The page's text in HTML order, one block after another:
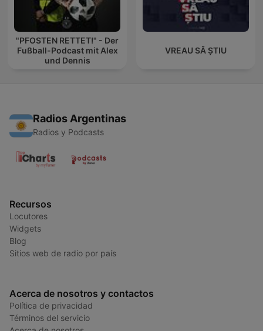
"PFOSTEN RETTET!" - Der
Fußball-Podcast mit Alex
und Dennis
VREAU SĂ ȘTIU
Radios Argentinas
Radios y Podcasts
Recursos
Locutores
Widgets
Blog
Sitios web de radio por país
Acerca de nosotros y contactos
Política de privacidad
Términos del servicio